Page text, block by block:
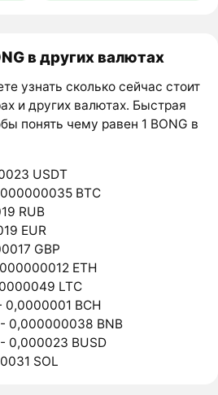
в других валютах
узнать сколько сейчас стоит
и других валютах. Быстрая
понять чему равен 1 BONG в
USDT
BTC
RUB
EUR
GBP
ETH
LTC
0,0000001 BCH
- 0,000000038 BNB
- 0,000023 BUSD
SOL